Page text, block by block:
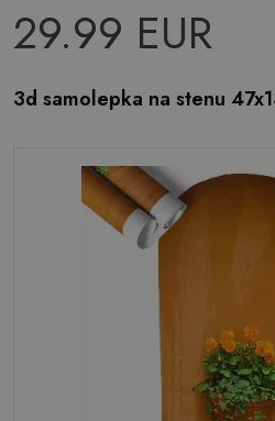
29.99 EUR
3d samolepka na stenu